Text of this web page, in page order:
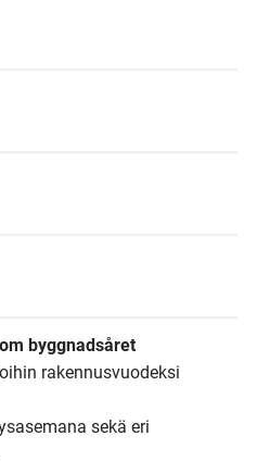
byggnadsåret
rakennusvuodeksi
sekä eri